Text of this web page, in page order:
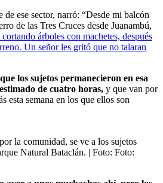
de ese sector, narró: “Desde mi balcón
de las Tres Cruces desde Juanambú,
árboles con machetes, después
Un señor les gritó que no talaran
los sujetos permanecieron en esa
de cuatro horas, y que van por
esta semana en los que ellos son
la comunidad, se ve a los sujetos
Natural Bataclán. | Foto: Foto: